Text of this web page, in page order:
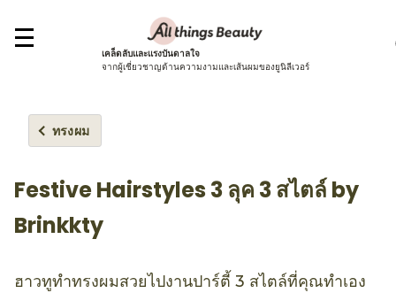
เคล็ดลับและแรงบันดาลใจ
จากผู้เชี่ยวชาญด้านความงามและเส้นผมของยูนิลีเวอร์
ทรงผม
Festive Hairstyles 3 ลุค 3 สไตล์ by
Brinkkty
ฮาวทูทำทรงผมสวยไปงานปาร์ตี้ 3 สไตล์ที่คุณทำเอง